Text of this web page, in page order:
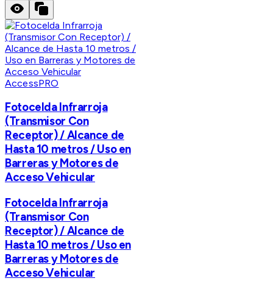
AccessPRO
Fotocelda Infrarroja
(Transmisor Con
Receptor) / Alcance de
Hasta 10 metros / Uso en
Barreras y Motores de
Acceso Vehicular
Fotocelda Infrarroja
(Transmisor Con
Receptor) / Alcance de
Hasta 10 metros / Uso en
Barreras y Motores de
Acceso Vehicular